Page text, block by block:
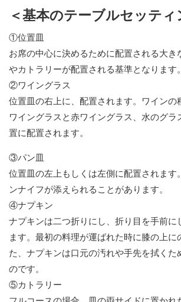
＜基本のテーブルセッティ
①位置皿
お席の中心に決めるために配置される大き
やカトラリーが配置される基準となります。
②ワイングラス
位置皿の右上に、配置されます。ワインの
ワイングラスと赤ワイングラス、水のグラ
置に配置されます。
③パン皿
位置皿の左上もしくは左側に配置されます
ンナイフが添えられることがあります。
④ナプキン
ナプキンは二つ折りにし、折り目を手前に
ます。最初の料理が運ばれた時に膝の上に
た、ナプキンは口元の汚れや手先を拭くた
のです。
⑤カトラリー